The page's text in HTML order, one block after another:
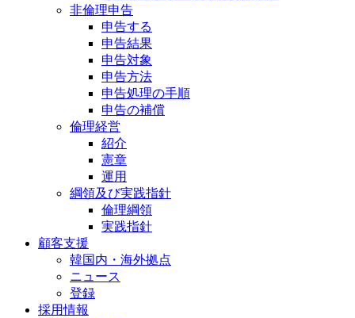
非倫理申告
申告する
申告結果
申告対象
申告方法
申告処理の手順
申告の補償
倫理経営
紹介
憲章
運用
綱領及び実践指針
倫理綱領
実践指針
顧客支援
韓国内・海外拠点ㅤ
ニュース
登録
採用情報